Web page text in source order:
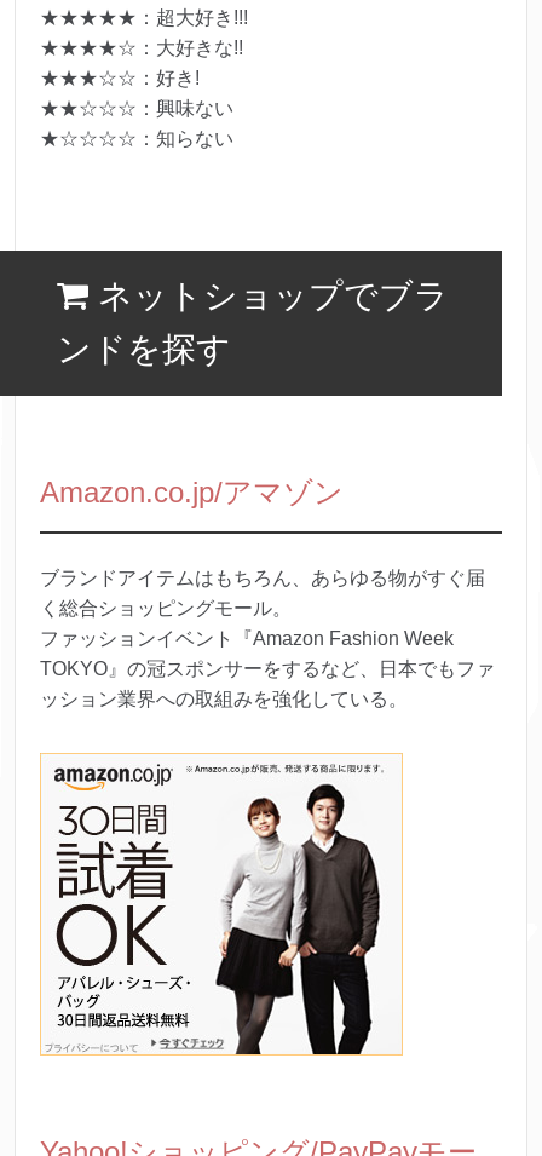
★★★★★：超大好き!!!
★★★★☆：大好きな!!
★★★☆☆：好き!
★★☆☆☆：興味ない
★☆☆☆☆：知らない
ネットショップでブラ
ンドを探す
Amazon.co.jp/アマゾン
ブランドアイテムはもちろん、あらゆる物がすぐ届
く総合ショッピングモール。
ファッションイベント『Amazon Fashion Week
TOKYO』の冠スポンサーをするなど、日本でもファ
ッション業界への取組みを強化している。